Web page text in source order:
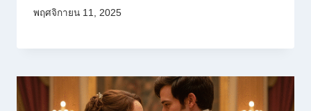
พฤศจิกายน 11, 2025